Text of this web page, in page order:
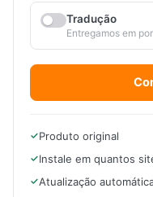
Tradução
Entregamos em
Produto original
Instale em quantos
Atualização